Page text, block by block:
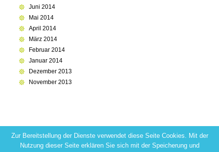
Juni 2014
Mai 2014
April 2014
März 2014
Februar 2014
Januar 2014
Dezember 2013
November 2013
Zur Bereitstellung der Dienste verwendet diese Seite Cookies. Mit der
Nutzung dieser Seite erklären Sie sich mit der Speicherung und